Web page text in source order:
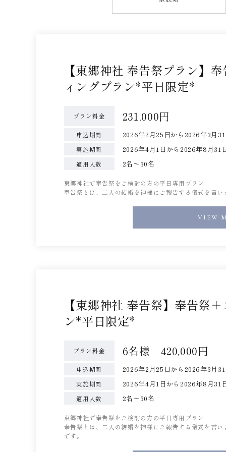
【東郷神社 奉告祭プラン】
ィングプラン*平日限定*
プラン料金 231,000円
申込期間 2026年2月25日から2026年3月
実施期間 2026年4月1日から2026年8月31
適用人数 2名〜30名
東郷神社で奉告祭をご検討の方の平日専用プラン
奉告祭とは、二人の結婚を神様にご報告する儀式を言
VIEW
【東郷神社 奉告祭】奉告祭
ン*平日限定*
プラン料金 6名様 420,000円
申込期間 2026年2月25日から2026年3月
実施期間 2026年4月1日から2026年8月31
適用人数 2名〜30名
東郷神社で奉告祭をご検討の方の平日専用プラン
奉告祭とは、二人の結婚を神様にご報告する儀式を言
です。